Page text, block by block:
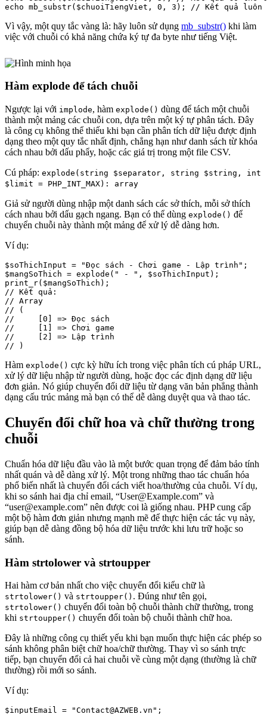
Vì vậy, một quy tắc vàng là: hãy luôn sử dụng mb_substr() khi làm
việc với chuỗi có khả năng chứa ký tự đa byte như tiếng Việt.
Hàm explode để tách chuỗi
Ngược lại với implode, hàm explode() dùng để tách một chuỗi
thành một mảng các chuỗi con, dựa trên một ký tự phân tách. Đây
là công cụ không thể thiếu khi bạn cần phân tích dữ liệu được định
dạng theo một quy tắc nhất định, chẳng hạn như danh sách từ khóa
cách nhau bởi dấu phẩy, hoặc các giá trị trong một file CSV.
Cú pháp: explode(string $separator, string $string, int
$limit = PHP_INT_MAX): array
Giả sử người dùng nhập một danh sách các sở thích, mỗi sở thích
cách nhau bởi dấu gạch ngang. Bạn có thể dùng explode() để
chuyển chuỗi này thành một mảng để xử lý dễ dàng hơn.
Ví dụ:
$soThichInput = "Đọc sách - Chơi game - Lập trình";
$mangSoThich = explode(" - ", $soThichInput);
print_r($mangSoThich);
// Kết quả:
// Array
// (
//     [0] => Đọc sách
//     [1] => Chơi game
//     [2] => Lập trình
Hàm explode() cực kỳ hữu ích trong việc phân tích cú pháp URL,
xử lý dữ liệu nhập từ người dùng, hoặc đọc các định dạng dữ liệu
đơn giản. Nó giúp chuyển đổi dữ liệu từ dạng văn bản phẳng thành
dạng cấu trúc mảng mà bạn có thể dễ dàng duyệt qua và thao tác.
Chuyển đổi chữ hoa và chữ thường trong
chuỗi
Chuẩn hóa dữ liệu đầu vào là một bước quan trọng để đảm bảo tính
nhất quán và dễ dàng xử lý. Một trong những thao tác chuẩn hóa
phổ biến nhất là chuyển đổi cách viết hoa/thường của chuỗi. Ví dụ,
khi so sánh hai địa chỉ email, “User@Example.com” và
“user@example.com” nên được coi là giống nhau. PHP cung cấp
một bộ hàm đơn giản nhưng mạnh mẽ để thực hiện các tác vụ này,
giúp bạn dễ dàng đồng bộ hóa dữ liệu trước khi lưu trữ hoặc so
sánh.
Hàm strtolower và strtoupper
Hai hàm cơ bản nhất cho việc chuyển đổi kiểu chữ là
strtolower() và strtoupper() . Đúng như tên gọi,
strtolower() chuyển đổi toàn bộ chuỗi thành chữ thường, trong
khi strtoupper() chuyển đổi toàn bộ chuỗi thành chữ hoa.
Đây là những công cụ thiết yếu khi bạn muốn thực hiện các phép so
sánh không phân biệt chữ hoa/chữ thường. Thay vì so sánh trực
tiếp, bạn chuyển đổi cả hai chuỗi về cùng một dạng (thường là chữ
thường) rồi mới so sánh.
Ví dụ:
$inputEmail = "Contact@AZWEB.vn";